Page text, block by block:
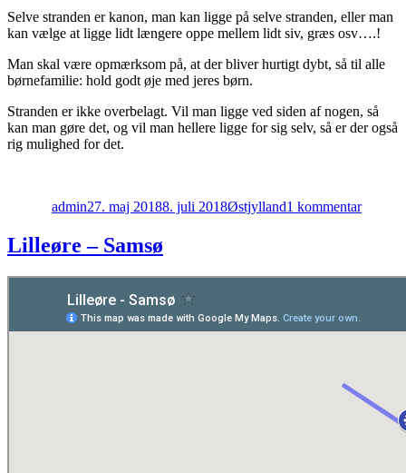
Selve stranden er kanon, man kan ligge på selve stranden, eller man
kan vælge at ligge lidt længere oppe mellem lidt siv, græs osv….!
Man skal være opmærksom på, at der bliver hurtigt dybt, så til alle
børnefamilie: hold godt øje med jeres børn.
Stranden er ikke overbelagt. Vil man ligge ved siden af nogen, så
kan man gøre det, og vil man hellere ligge for sig selv, så er der også
rig mulighed for det.
admin27. maj 20188. juli 2018Østjylland1 kommentar
Lilleøre – Samsø